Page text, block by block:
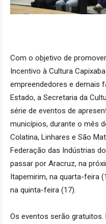
Com o objetivo de
Incentivo à Cultura
empreendedores e demais
Estado, a Secretaria da
série de eventos de
municípios, durante o mês
Colatina, Linhares e São
Federação das Indústrias
passar por Aracruz, na
Itapemirim, na quarta-feira
na quinta-feira (17).
Os eventos serão gratuitos.